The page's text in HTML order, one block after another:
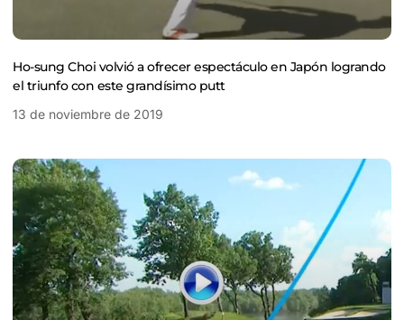
Ho-sung Choi volvió a ofrecer espectáculo en Japón logrando
el triunfo con este grandísimo putt
13 de noviembre de 2019